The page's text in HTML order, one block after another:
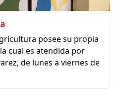
posee su propia
cual es atendida por
de lunes a viernes de